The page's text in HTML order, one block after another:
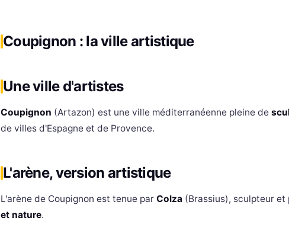
Coupignon : la ville artistique
Une ville d'artistes
Coupignon (Artazon) est une ville méditerranéenne pleine de
de villes d'Espagne et de Provence.
L'arène, version artistique
L'arène de Coupignon est tenue par Colza (Brassius), sculpteur
et nature.